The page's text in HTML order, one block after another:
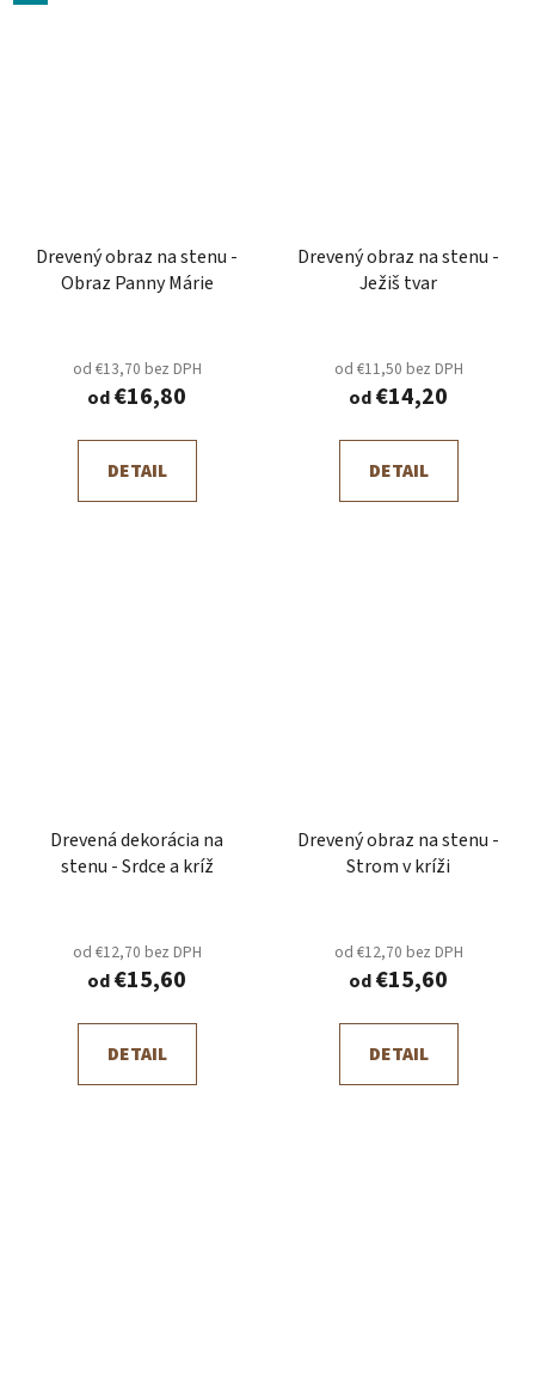
Drevený obraz na stenu -
Obraz Panny Márie
od €13,70 bez DPH
od€16,80
DETAIL
Drevený obraz na stenu -
Ježiš tvar
od €11,50 bez DPH
od€14,20
DETAIL
Drevená dekorácia na
stenu - Srdce a kríž
od €12,70 bez DPH
od€15,60
DETAIL
Drevený obraz na stenu -
Strom v kríži
od €12,70 bez DPH
od€15,60
DETAIL